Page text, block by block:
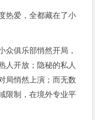
热爱，全都藏在了小
众俱乐部悄然开局，
人开放；隐秘的私人
局悄然上演；而无数
限制，在境外专业平